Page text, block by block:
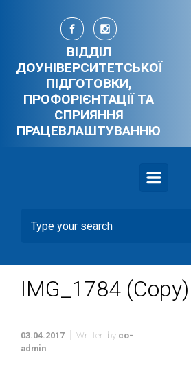
Skip to main content
ВІДДІЛ
ДОУНІВЕРСИТЕТСЬКОЇ
ПІДГОТОВКИ,
ПРОФОРІЄНТАЦІЇ ТА
СПРИЯННЯ
ПРАЦЕВЛАШТУВАННЮ
IMG_1784 (Copy)
03.04.2017 Written by co-
admin